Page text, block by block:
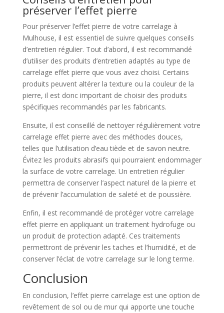
préserver l’effet pierre
Pour préserver l’effet pierre de votre carrelage à
Mulhouse, il est essentiel de suivre quelques conseils
d’entretien régulier. Tout d’abord, il est recommandé
d’utiliser des produits d’entretien adaptés au type de
carrelage effet pierre que vous avez choisi. Certains
produits peuvent altérer la texture ou la couleur de la
pierre, il est donc important de choisir des produits
spécifiques recommandés par les fabricants.
Ensuite, il est conseillé de nettoyer régulièrement votre
carrelage effet pierre avec des méthodes douces,
telles que l’utilisation d’eau tiède et de savon neutre.
Évitez les produits abrasifs qui pourraient endommager
la surface de votre carrelage. Un entretien régulier
permettra de conserver l’aspect naturel de la pierre et
de prévenir l’accumulation de saleté et de poussière.
Enfin, il est recommandé de protéger votre carrelage
effet pierre en appliquant un traitement hydrofuge ou
un produit de protection adapté. Ces traitements
permettront de prévenir les taches et l’humidité, et de
conserver l’éclat de votre carrelage sur le long terme.
Conclusion
En conclusion, l’effet pierre carrelage est une option de
revêtement de sol ou de mur qui apporte une touche